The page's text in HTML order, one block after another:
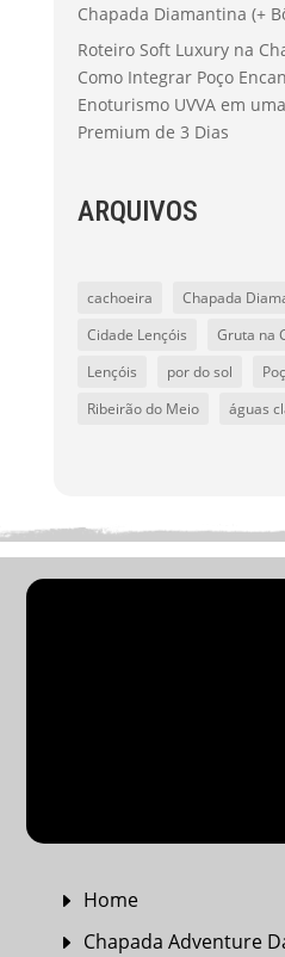
Chapada Diamantina (+
Roteiro Soft Luxury na
Como Integrar Poço
Enoturismo UVVA em
Premium de 3 Dias
ARQUIVOS
cachoeira
Chapada
Cidade Lençóis
Gruta na
Lençóis
por do sol
Ribeirão do Meio
águas
E Home
E Chapada Adventure